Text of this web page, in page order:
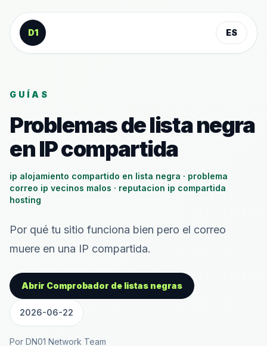
Saltar al contenido
D1
ES
GUÍAS
Problemas de lista negra
en IP compartida
ip alojamiento compartido en lista negra · problema
correo ip vecinos malos · reputacion ip compartida
hosting
Por qué tu sitio funciona bien pero el correo
muere en una IP compartida.
Abrir Comprobador de listas negras
2026-06-22
Por DN01 Network Team